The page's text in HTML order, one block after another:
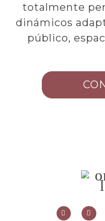
totalmente
dinámicos
público,